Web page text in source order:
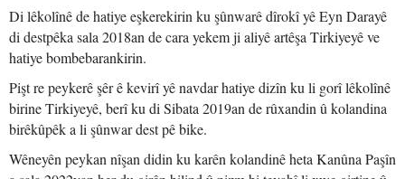
Di lêkolînê de hatiye eşkerekirin ku şûnwarê dîrokî yê Eyn Darayê
di destpêka sala 2018an de cara yekem ji aliyê artêşa Tirkiyeyê ve
hatiye bombebarankirin.
Pişt re peykerê şêr ê kevirî yê navdar hatiye dizîn ku li gorî lêkolînê
birine Tirkiyeyê, berî ku di Sibata 2019an de rûxandin û kolandina
birêkûpêk a li şûnwar dest pê bike.
Wêneyên peykan nîşan didin ku karên kolandinê heta Kanûna Paşîn